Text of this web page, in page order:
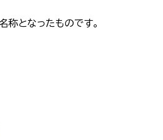
称となったものです。